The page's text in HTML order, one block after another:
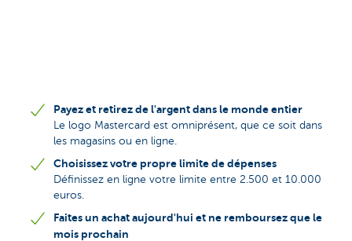
Payez et retirez de l'argent dans le monde entier
Le logo Mastercard est omniprésent, que ce soit dans
les magasins ou en ligne.
Choisissez votre propre limite de dépenses
Définissez en ligne votre limite entre 2.500 et 10.000
euros.
Faites un achat aujourd'hui et ne remboursez que le
mois prochain